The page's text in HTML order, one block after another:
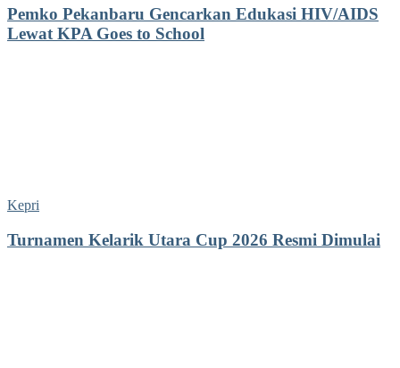
Pemko Pekanbaru Gencarkan Edukasi HIV/AIDS
Lewat KPA Goes to School
Kepri
Turnamen Kelarik Utara Cup 2026 Resmi Dimulai